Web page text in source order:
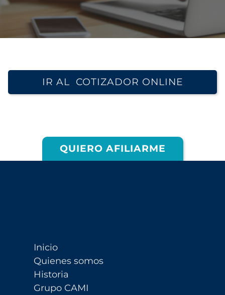
IR AL COTIZADOR ONLINE
QUIERO AFILIARME
Inicio
Quienes somos
Historia
Grupo CAMI